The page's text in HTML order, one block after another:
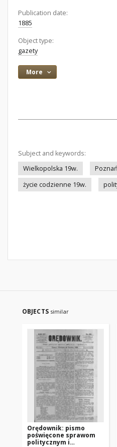
Publication date:
1885
Object type:
gazety
More
Subject and keywords:
Wielkopolska 19w.
życie codzienne 19w.
OBJECTS similar
Orędownik: pismo
poświęcone sprawom
politycznym i